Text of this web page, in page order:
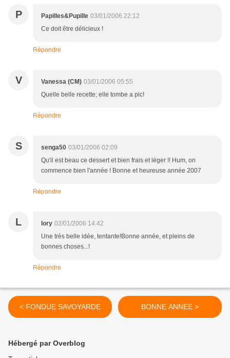
P Papilles&Pupille 03/01/2006 22:12
Ce doit être délicieux !
Répondre
V Vanessa (CM) 03/01/2006 05:55
Quelle belle recette; elle tombe a pic!
Répondre
S senga50 03/01/2006 02:09
Qu'il est beau ce dessert et bien frais et léger !! Hum, on
commence bien l'année ! Bonne et heureuse année 2007
Répondre
L lory 02/01/2006 14:42
Une très belle idée, tentante!Bonne année, et pleins de
bonnes choses...!
Répondre
< FONDUE SAVOYARDE BONNE ANNEE >
Hébergé par Overblog